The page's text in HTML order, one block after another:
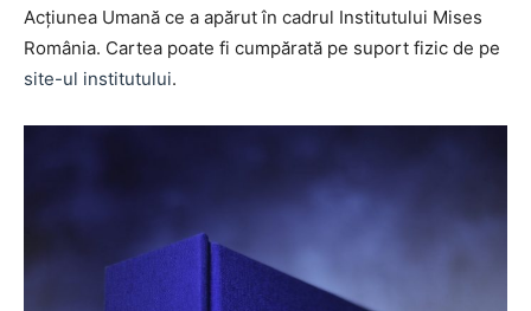
Acțiunea Umană ce a apărut în cadrul Institutului Mises
România. Cartea poate fi cumpărată pe suport fizic de pe
site-ul institutului.